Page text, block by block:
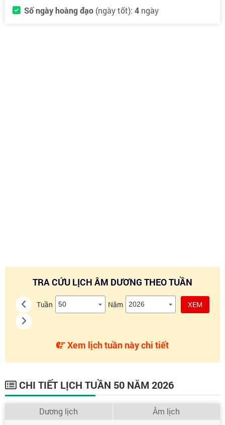
Số ngày hoàng đạo (ngày tốt): 4 ngày
TRA CỨU LỊCH ÂM DƯƠNG THEO TUẦN
Tuần Năm XEM
Xem lịch tuần này chi tiết
CHI TIẾT LỊCH TUẦN 50 NĂM 2026
Dương lịch Âm lịch